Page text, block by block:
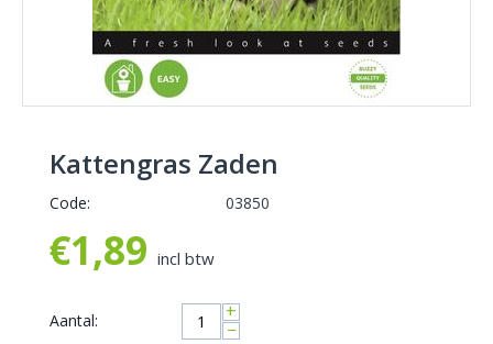
Kattengras Zaden
Code: 03850
€1,89 incl btw
Aantal: +
−